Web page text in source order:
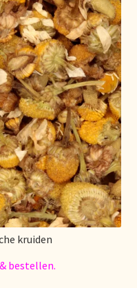
kruiden
bestellen.